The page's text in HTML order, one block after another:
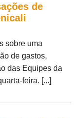
de
sobre uma
de gastos,
das Equipes da
feira. [...]